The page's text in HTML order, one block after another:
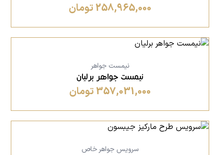
258,965,000 تومان
نیمست جواهر
نیمست جواهر برلیان
357,031,000 تومان
سرویس جواهر خاص